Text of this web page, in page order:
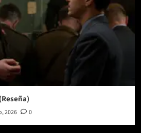
2026 0